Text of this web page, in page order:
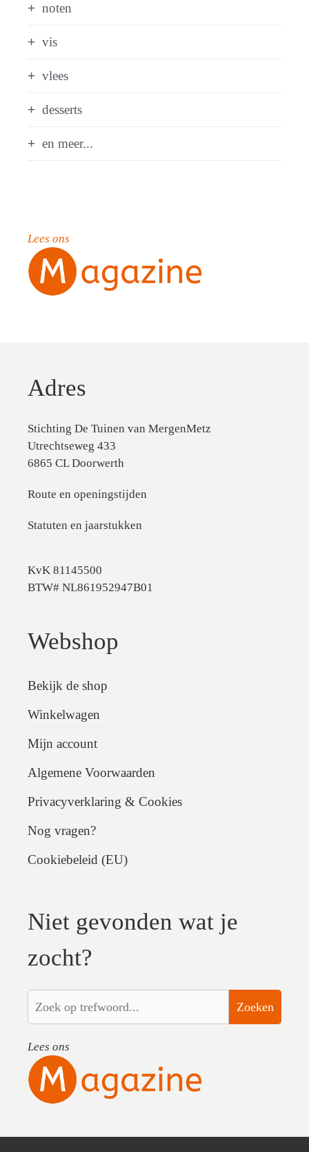
noten
vis
vlees
desserts
en meer...
Lees ons
Adres
Stichting De Tuinen van MergenMetz
Utrechtseweg 433
6865 CL Doorwerth
Route en openingstijden
Statuten en jaarstukken
KvK 81145500
BTW# NL861952947B01
Webshop
Bekijk de shop
Winkelwagen
Mijn account
Algemene Voorwaarden
Privacyverklaring & Cookies
Nog vragen?
Cookiebeleid (EU)
Niet gevonden wat je
zocht?
Zoeken
Lees ons